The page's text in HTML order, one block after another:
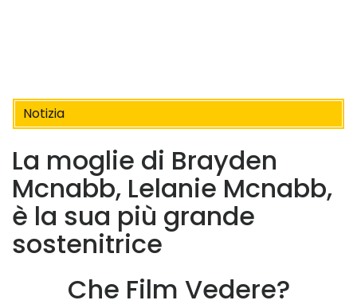
Notizia
La moglie di Brayden
Mcnabb, Lelanie Mcnabb,
è la sua più grande
sostenitrice
Che Film Vedere?